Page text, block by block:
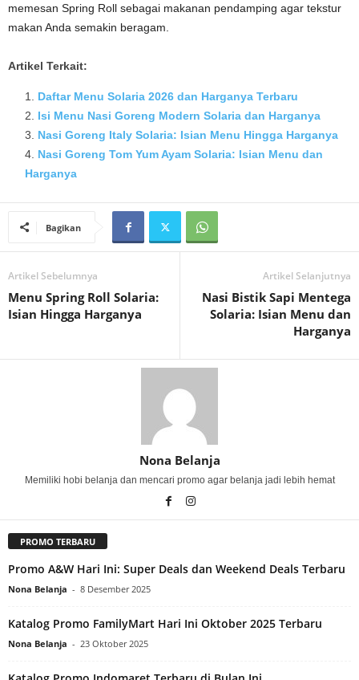
memesan Spring Roll sebagai makanan pendamping agar tekstur
makan Anda semakin beragam.
Artikel Terkait:
Daftar Menu Solaria 2026 dan Harganya Terbaru
Isi Menu Nasi Goreng Modern Solaria dan Harganya
Nasi Goreng Italy Solaria: Isian Menu Hingga Harganya
Nasi Goreng Tom Yum Ayam Solaria: Isian Menu dan
Harganya
Bagikan
Artikel Sebelumnya
Menu Spring Roll Solaria:
Isian Hingga Harganya
Artikel Selanjutnya
Nasi Bistik Sapi Mentega
Solaria: Isian Menu dan
Harganya
Nona Belanja
Memiliki hobi belanja dan mencari promo agar belanja jadi lebih hemat
PROMO TERBARU
Promo A&W Hari Ini: Super Deals dan Weekend Deals Terbaru
Nona Belanja - 8 Desember 2025
Katalog Promo FamilyMart Hari Ini Oktober 2025 Terbaru
Nona Belanja - 23 Oktober 2025